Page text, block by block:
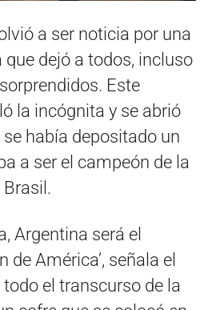
a ser noticia por una
que dejó a todos, incluso
Este
la incógnita y se abrió
se había depositado un
a ser el campeón de la
Argentina será el
América’, señala el
el transcurso de la